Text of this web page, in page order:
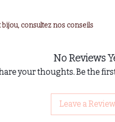
consultez nos conseils
No Reviews
your thoughts. Be the
Leave a Review